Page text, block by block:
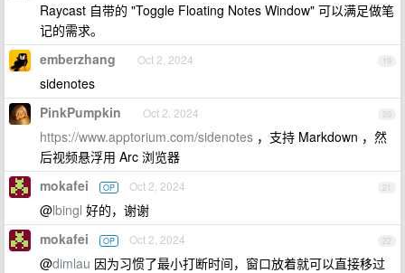
Raycast 自带的 "Toggle Floating Notes Window" 可以满足做笔
记的需求。
19
emberzhang Oct 2, 2024
sidenotes
20
PinkPumpkin Oct 2, 2024
https://www.apptorium.com/sidenotes ，支持 Markdown ，然
后视频悬浮用 Arc 浏览器
21
mokafei OP Oct 2, 2024
@lbingl 好的，谢谢
22
mokafei OP Oct 2, 2024
@dimlau 因为习惯了最小打断时间，窗口放着就可以直接移过